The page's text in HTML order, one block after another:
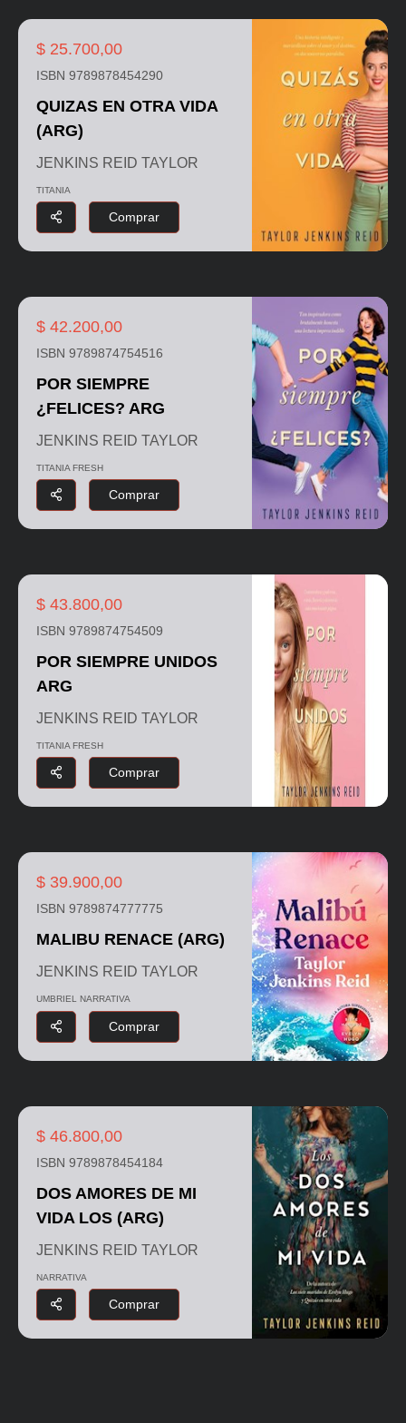
$ 25.700,00
ISBN 9789878454290
QUIZAS EN OTRA VIDA
(ARG)
JENKINS REID TAYLOR
TITANIA
Comprar
$ 42.200,00
ISBN 9789874754516
POR SIEMPRE
¿FELICES? ARG
JENKINS REID TAYLOR
TITANIA FRESH
Comprar
$ 43.800,00
ISBN 9789874754509
POR SIEMPRE UNIDOS
ARG
JENKINS REID TAYLOR
TITANIA FRESH
Comprar
$ 39.900,00
ISBN 9789874777775
MALIBU RENACE (ARG)
JENKINS REID TAYLOR
UMBRIEL NARRATIVA
Comprar
$ 46.800,00
ISBN 9789878454184
DOS AMORES DE MI
VIDA LOS (ARG)
JENKINS REID TAYLOR
NARRATIVA
Comprar